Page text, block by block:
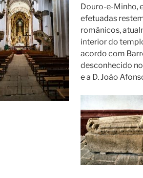
Douro-e-Minho,
efetuadas
românicos,
interior do
acordo com
desconhecido
e a D. João